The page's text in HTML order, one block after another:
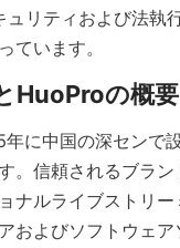
リティおよび法執
ています。
に中国の深センで
。信頼されるブラ
ナルライブストリ
およびソフトウェ